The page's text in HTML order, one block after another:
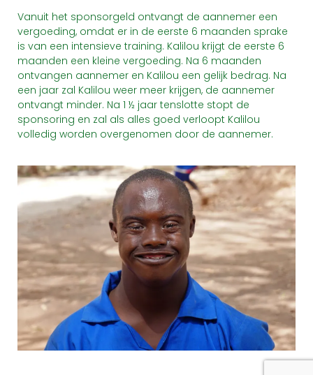
Vanuit het sponsorgeld ontvangt de aannemer een
vergoeding, omdat er in de eerste 6 maanden sprake
is van een intensieve training. Kalilou krijgt de eerste 6
maanden een kleine vergoeding. Na 6 maanden
ontvangen aannemer en Kalilou een gelijk bedrag. Na
een jaar zal Kalilou weer meer krijgen, de aannemer
ontvangt minder. Na 1 ½ jaar tenslotte stopt de
sponsoring en zal als alles goed verloopt Kalilou
volledig worden overgenomen door de aannemer.